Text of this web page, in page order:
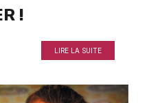
!
LIRE LA SUITE